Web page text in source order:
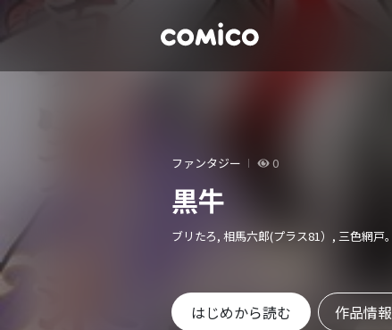
ファンタジー 0
黒牛
ブリたろ, 相馬六郎(プラス81）, 三色網戸。
はじめから読む 作品情報